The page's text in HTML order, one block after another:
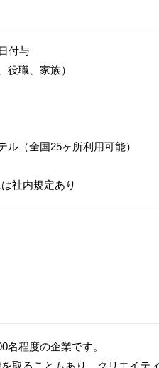
付与
役職、家族）
ル（全国25ヶ所利用可能）
社内規定あり
名程度の企業です。
取ることもあり、クリエイテ